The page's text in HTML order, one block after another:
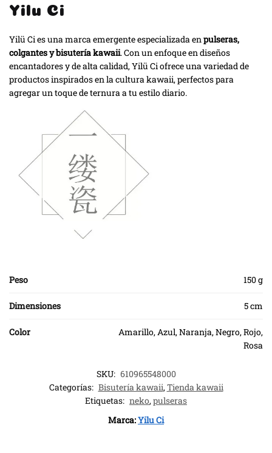
Yilu Ci
Yilü Ci es una marca emergente especializada enpulseras,
colgantes y bisutería kawaii. Con un enfoque en diseños
encantadores y de alta calidad, Yilü Ci ofrece una variedad de
productos inspirados en la cultura kawaii, perfectos para
agregar un toque de ternura a tu estilo diario.
Peso 150 g
Dimensiones 5 cm
Color
Amarillo, Azul, Naranja, Negro, Rojo,
Rosa
SKU: 610965548000
Categorías: Bisutería kawaii,Tienda kawaii
Etiquetas: neko,pulseras
Marca:Yilu Ci